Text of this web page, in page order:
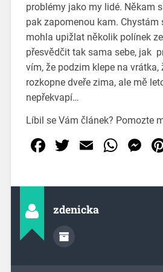
problémy jako my lidé. Někam
pak zapomenou kam. Chystám
mohla upižlat několik polínek
přesvědčit tak sama sebe, jak
vím, že podzim klepe na vrátka,
rozkopne dveře zima, ale mě
nepřekvapí…
Líbil se Vám článek? Pomozte
Facebook
Twitter
Email
zdenicka